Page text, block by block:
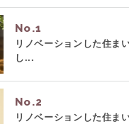
No.
リノベーションした住ま
し...
No.
リノベーションした住ま